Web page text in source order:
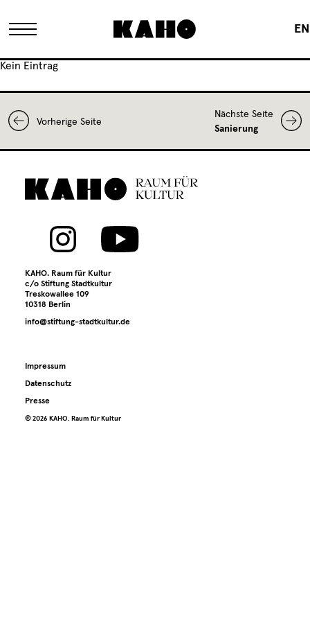
EN
Das KAHO
Historie
Eigentümer
FAQ
Sanierung
Archiv
Kontakt
Presse
Kein Eintrag
Vorherige Seite
Nächste Seite
Sanierung
KAHO. Raum für Kultur
c/o Stiftung Stadtkultur
Treskowallee 109
10318 Berlin
info@stiftung-stadtkultur.de
Impressum
Datenschutz
Presse
©️ 2026 KAHO. Raum für Kultur